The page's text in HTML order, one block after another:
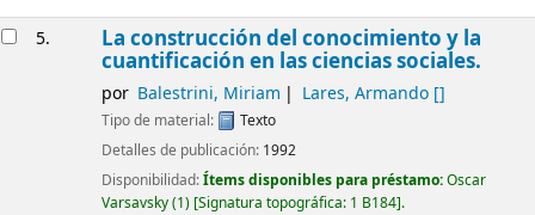
5. La construcción del conocimiento y la
cuantificación en las ciencias sociales.
por Balestrini, Miriam Lares, Armando[]
Tipo de material:
Texto
Detalles de publicación: 1992
Disponibilidad:Ítems disponibles para préstamo:Oscar
Varsavsky(1) Signatura topográfica: 1 B184 .